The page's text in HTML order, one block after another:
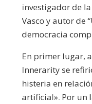
investigador de
Vasco y autor de
democracia
En primer lugar,
Innerarity se
histeria en
artificial». Por un